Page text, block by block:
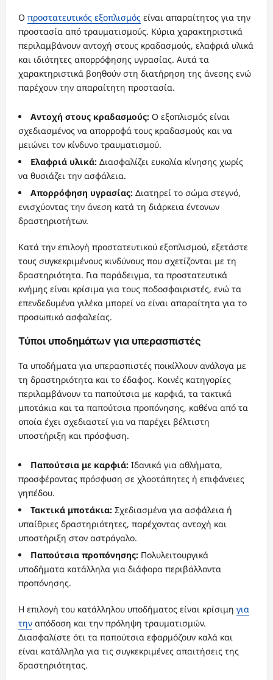
Ο προστατευτικός εξοπλισμός είναι απαραίτητος για την
προστασία από τραυματισμούς. Κύρια χαρακτηριστικά
περιλαμβάνουν αντοχή στους κραδασμούς, ελαφριά υλικά
και ιδιότητες απορρόφησης υγρασίας. Αυτά τα
χαρακτηριστικά βοηθούν στη διατήρηση της άνεσης ενώ
παρέχουν την απαραίτητη προστασία.
Αντοχή στους κραδασμούς: Ο εξοπλισμός είναι
σχεδιασμένος να απορροφά τους κραδασμούς και να
μειώνει τον κίνδυνο τραυματισμού.
Ελαφριά υλικά: Διασφαλίζει ευκολία κίνησης χωρίς
να θυσιάζει την ασφάλεια.
Απορρόφηση υγρασίας: Διατηρεί το σώμα στεγνό,
ενισχύοντας την άνεση κατά τη διάρκεια έντονων
δραστηριοτήτων.
Κατά την επιλογή προστατευτικού εξοπλισμού, εξετάστε
τους συγκεκριμένους κινδύνους που σχετίζονται με τη
δραστηριότητα. Για παράδειγμα, τα προστατευτικά
κνήμης είναι κρίσιμα για τους ποδοσφαιριστές, ενώ τα
επενδεδυμένα γιλέκα μπορεί να είναι απαραίτητα για το
προσωπικό ασφαλείας.
Τύποι υποδημάτων για υπερασπιστές
Τα υποδήματα για υπερασπιστές ποικίλλουν ανάλογα με
τη δραστηριότητα και το έδαφος. Κοινές κατηγορίες
περιλαμβάνουν τα παπούτσια με καρφιά, τα τακτικά
μποτάκια και τα παπούτσια προπόνησης, καθένα από τα
οποία έχει σχεδιαστεί για να παρέχει βέλτιστη
υποστήριξη και πρόσφυση.
Παπούτσια με καρφιά: Ιδανικά για αθλήματα,
προσφέροντας πρόσφυση σε χλοοτάπητες ή επιφάνειες
γηπέδου.
Τακτικά μποτάκια: Σχεδιασμένα για ασφάλεια ή
υπαίθριες δραστηριότητες, παρέχοντας αντοχή και
υποστήριξη στον αστράγαλο.
Παπούτσια προπόνησης: Πολυλειτουργικά
υποδήματα κατάλληλα για διάφορα περιβάλλοντα
προπόνησης.
Η επιλογή του κατάλληλου υποδήματος είναι κρίσιμη για
την απόδοση και την πρόληψη τραυματισμών.
Διασφαλίστε ότι τα παπούτσια εφαρμόζουν καλά και
είναι κατάλληλα για τις συγκεκριμένες απαιτήσεις της
δραστηριότητας.